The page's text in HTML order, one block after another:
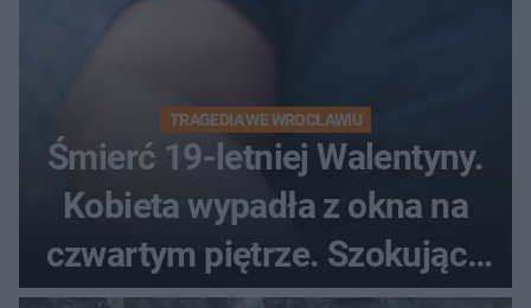
TRAGEDIA WE WROCŁAWIU
Śmierć 19-letniej Walentyny.
Kobieta wypadła z okna na
czwartym piętrze. Szokujące